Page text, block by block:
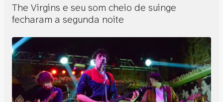
The Virgins e seu som cheio de suinge
fecharam a segunda noite